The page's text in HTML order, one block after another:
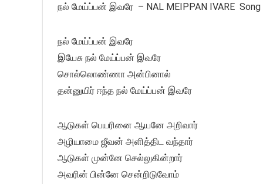
நல் மேய்ப்பன் இவரே – NAL MEIPPAN IVARE Song
நல் மேய்ப்பன் இவரே
இயேசு நல் மேய்ப்பன் இவரே
சொல்லொண்ணா அன்பினால்
தன்னுயிர் ஈந்த நல் மேய்ப்பன் இவரே
ஆடுகள் பெயரினை ஆயனே அறிவார்
அழியாமை ஜீவன் அளித்திட வந்தார்
ஆடுகள் முன்னே செல்லுகின்றார்
அவரின் பின்னே சென்றிடுவோம்